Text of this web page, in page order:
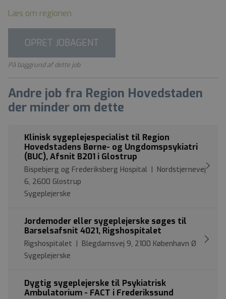
Læs om regionen
OPRET JOBAGENT
På baggrund af dette job
Andre job fra Region Hovedstaden
der minder om dette
Klinisk sygeplejespecialist til Region
Hovedstadens Børne- og Ungdomspsykiatri
(BUC), Afsnit B201 i Glostrup
Bispebjerg og Frederiksberg Hospital | Nordstjernevej
6, 2600 Glostrup
Sygeplejerske
Jordemoder eller sygeplejerske søges til
Barselsafsnit 4021, Rigshospitalet
Rigshospitalet | Blegdamsvej 9, 2100 København Ø
Sygeplejerske
Dygtig sygeplejerske til Psykiatrisk
Ambulatorium - FACT i Frederikssund